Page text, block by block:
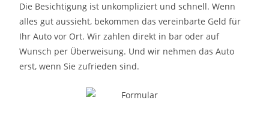
Die Besichtigung ist unkompliziert und schnell. Wenn
alles gut aussieht, bekommen das vereinbarte Geld für
Ihr Auto vor Ort. Wir zahlen direkt in bar oder auf
Wunsch per Überweisung. Und wir nehmen das Auto
erst, wenn Sie zufrieden sind.